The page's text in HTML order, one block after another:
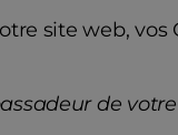
site web,
de